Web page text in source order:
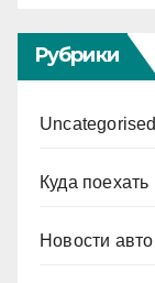
Рубрики
Uncategorised
Куда поехать
Новости авто